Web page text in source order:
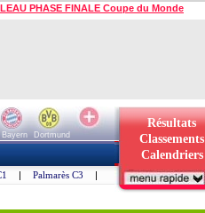
PHASE FINALE Coupe du Monde
Bayern
Dortmund
Résultats
Classements
Calendriers
| Palmarès C3 |